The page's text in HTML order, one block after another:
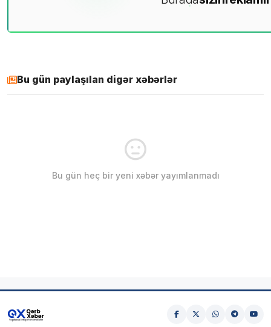
Bu gün paylaşılan digər xəbərlər
Bu gün heç bir yeni xəbər yayımlanmadı